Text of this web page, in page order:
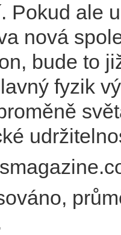
Pokud ale
nová
bude to
fyzik